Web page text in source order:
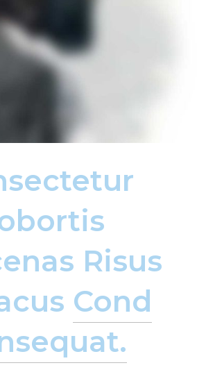
Risus
Cond